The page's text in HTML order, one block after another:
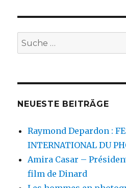
Suche
nach:
NEUESTE BEITRÄGE
Raymond Depardon :
INTERNATIONAL DU
Amira Casar –
film de Dinard